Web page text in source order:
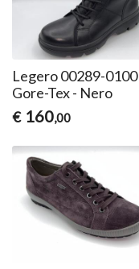
Legero 00289-0100
Gore-Tex - Nero
€ 160,00